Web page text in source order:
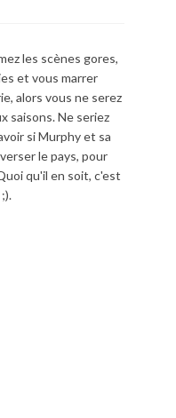
les scènes gores,
et vous marrer
alors vous ne serez
saisons. Ne seriez
si Murphy et sa
le pays, pour
qu'il en soit, c'est